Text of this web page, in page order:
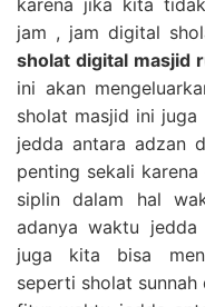
jam , jam digital
sholat digital masjid
ini akan
sholat masjid ini
jedda antara adzan
penting sekali
siplin dalam hal
adanya waktu
juga kita bisa
seperti sholat